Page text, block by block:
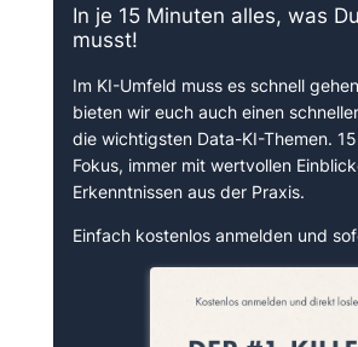
In je 15 Minuten alles, was
musst!
Im KI-Umfeld muss es schnell
bieten wir euch auch einen
die wichtigsten Data-KI-Themen.
Fokus, immer mit wertvollen
Erkenntnissen aus der Praxis.
Einfach kostenlos anmelden und